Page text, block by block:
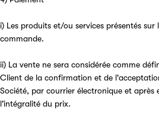
i) Les produits et/ou services présentés
commande.
ii) La vente ne sera considérée comme
Client de la confirmation et de
Société, par courrier électronique et après
l'intégralité du prix.